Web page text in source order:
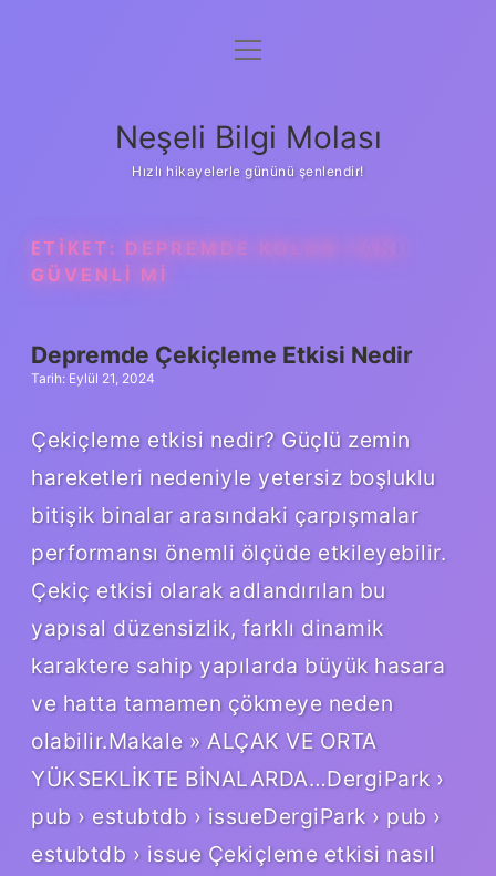
Anasayfa
Yasal Uyarı
menüyü
Neşeli Bilgi Molası
Hızlı hikayelerle gününü şenlendir!
ETIKET: DEPREMDE KOLON YANI
GÜVENLI MI
Depremde Çekiçleme Etkisi Nedir
Tarih: Eylül 21, 2024
Çekiçleme etkisi nedir? Güçlü zemin
hareketleri nedeniyle yetersiz boşluklu
bitişik binalar arasındaki çarpışmalar
performansı önemli ölçüde etkileyebilir.
Çekiç etkisi olarak adlandırılan bu
yapısal düzensizlik, farklı dinamik
karaktere sahip yapılarda büyük hasara
ve hatta tamamen çökmeye neden
olabilir.Makale » ALÇAK VE ORTA
YÜKSEKLİKTE BİNALARDA…DergiPark ›
pub › estubtdb › issueDergiPark › pub ›
estubtdb › issue Çekiçleme etkisi nasıl